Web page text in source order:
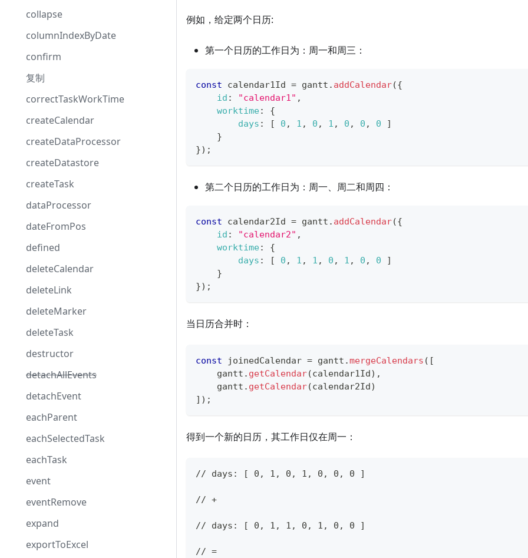
collapse
columnIndexByDate
confirm
复制
correctTaskWorkTime
createCalendar
createDataProcessor
createDatastore
createTask
dataProcessor
dateFromPos
defined
deleteCalendar
deleteLink
deleteMarker
deleteTask
destructor
detachAllEvents
detachEvent
eachParent
eachSelectedTask
eachTask
event
eventRemove
expand
exportToExcel
例如，给定两个日历:
第一个日历的工作日为：周一和周三：
const calendar1Id = gantt . addCalendar({
id : "calendar1" ,
worktime:
{
days : [ 0 , 1 , 0 , 1 , 0 , 0 , 0
]
}
}) ;
第二个日历的工作日为：周一、周二和周四：
const calendar2Id = gantt . addCalendar({
id : "calendar2" ,
worktime:
{
days : [ 0 , 1 , 1 , 0 , 1 , 0 , 0
]
}
}) ;
当日历合并时：
const joinedCalendar = gantt .mergeCalendars ( [
    gantt
. getCalendar(calendar1Id ) ,
    gantt
. getCalendar(calendar2Id )
] ) ;
得到一个新的日历，其工作日仅在周一：
// days: [ 0, 1, 0, 1, 0, 0, 0 ]
// +
// days: [ 0, 1, 1, 0, 1, 0, 0 ]
// =